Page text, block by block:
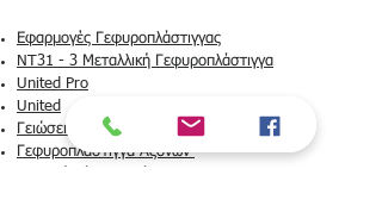
Εφαρμογές Γεφυροπλάστιγγας
NT31 - 3 Μεταλλική Γεφυροπλάστιγγα
United Pro
United
Γειώσεις & αντικεραυνική προστασία
Γεφυροπλάστιγγα Αξόνων